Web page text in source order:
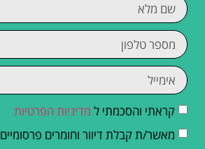
קראתי והסכמתי ל מדיניות הפרטיות
מאשר/ת קבלת דיוור וחומרים פרסומיים